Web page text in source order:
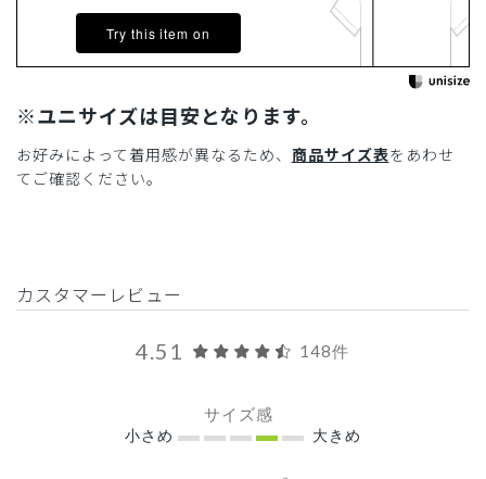
Try this item on
※ユニサイズは目安となります。
お好みによって着用感が異なるため、 商品サイズ表をあわせ
てご確認ください。
カスタマーレビュー
4.51 148件
サイズ感
小さめ 大きめ